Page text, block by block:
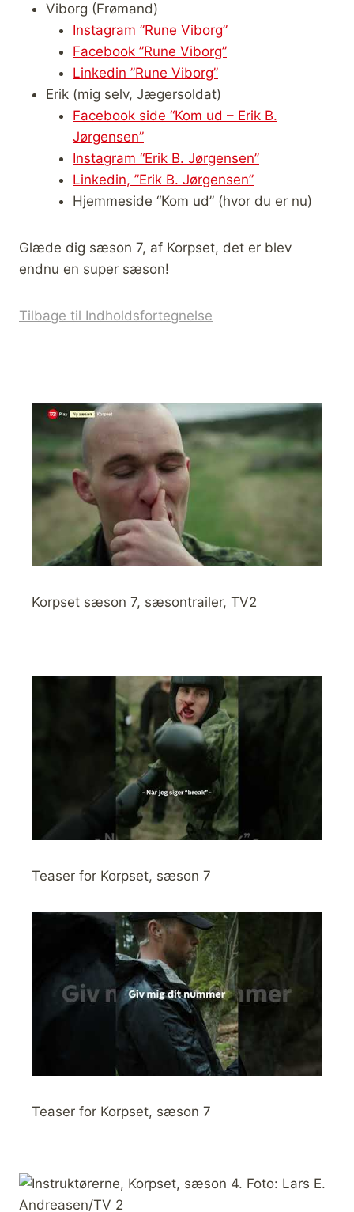
Viborg (Frømand)
Instagram ”Rune Viborg”
Facebook ”Rune Viborg”
Linkedin ”Rune Viborg”
Erik (mig selv, Jægersoldat)
Facebook side “Kom ud – Erik B.
Jørgensen”
Instagram “Erik B. Jørgensen”
Linkedin, ”Erik B. Jørgensen”
Hjemmeside “Kom ud” (hvor du er nu)
Glæde dig sæson 7, af Korpset, det er blev
endnu en super sæson!
Tilbage til Indholdsfortegnelse
Korpset sæson 7, sæsontrailer, TV2
Teaser for Korpset, sæson 7
Teaser for Korpset, sæson 7